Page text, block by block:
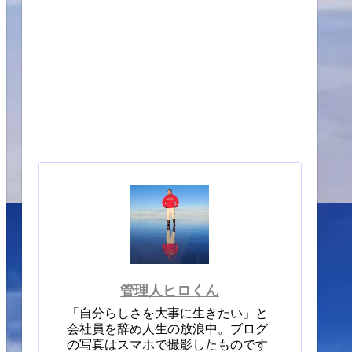
管理人ヒロくん
「自分らしさを大事に生きたい」と
会社員を辞め人生の放浪中。ブログ
の写真はスマホで撮影したものです